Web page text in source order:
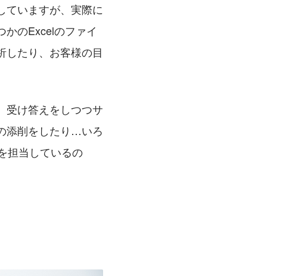
ていますが、実際に
かのExcelのファイ
したり、お客様の目
受け答えをしつつサ
添削をしたり…いろ
担当しているの